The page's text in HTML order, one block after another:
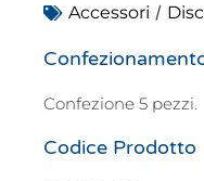
Accessori /
Confezione 5 pezzi.
Codice Prodotto